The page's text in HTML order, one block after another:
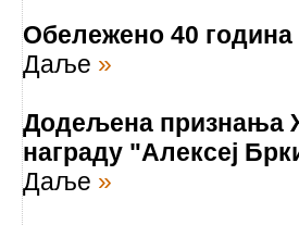
Обележено 40
Даље »
Додељена признања
награду "Алексеј
Даље »